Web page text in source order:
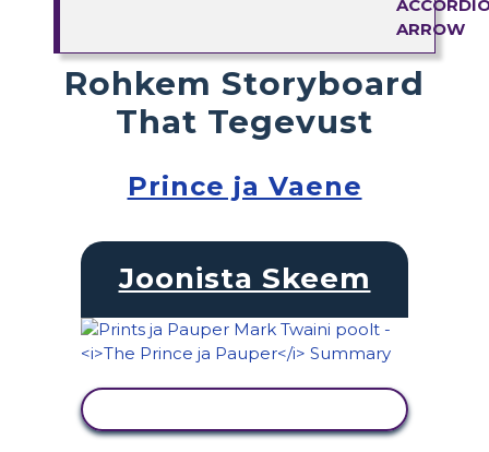
Rohkem Storyboard
That Tegevust
Prince ja Vaene
Joonista Skeem